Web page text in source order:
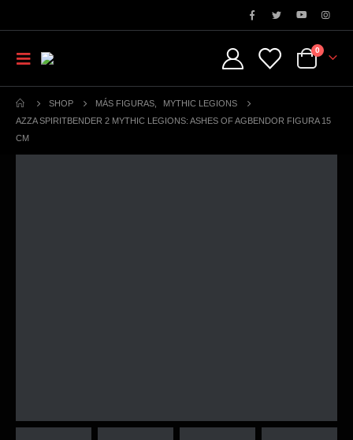
0
SHOP MÁS FIGURAS
MYTHIC LEGIONS
AZZA SPIRITBENDER 2 MYTHIC LEGIONS: ASHES OF AGBENDOR FIGURA 15
CM